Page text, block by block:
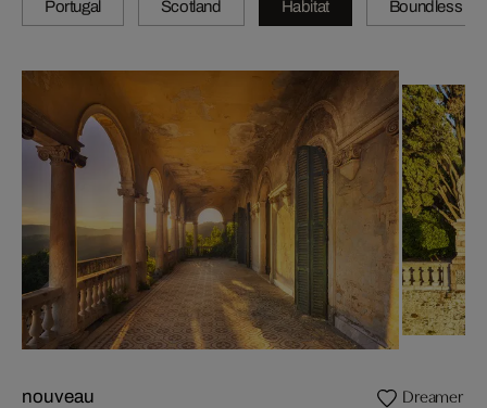
Portugal Scotland Habitat Boundless
nouveau Dreamer